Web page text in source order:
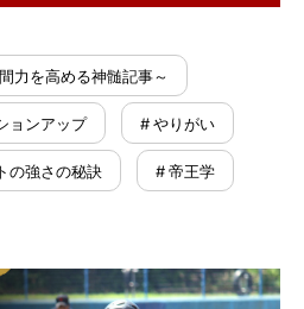
力を高める神髄記事～
ョンアップ # やりがい
の強さの秘訣 # 帝王学